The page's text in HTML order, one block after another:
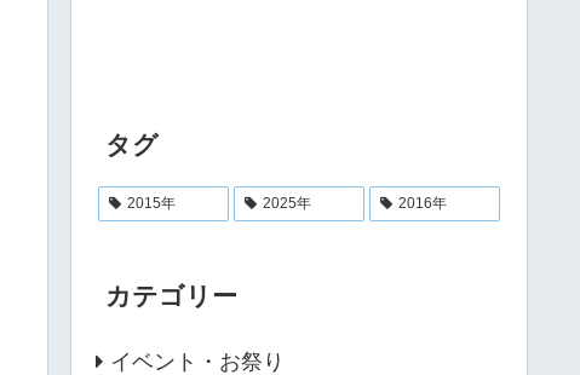
タグ
2015年 2025年 2016年
カテゴリー
イベント・お祭り